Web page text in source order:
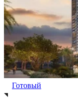
Готовый